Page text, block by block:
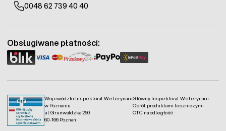
0048 62 739 40 40
Wojewódzki Inspektorat Weterynarii
w Poznaniu
ul. Grunwaldzka 250
60-166 Poznań
Główny Inspektorat Weterynarii
Obrót produktami leczniczymi
OTC na odległość
Obsługiwane płatności: